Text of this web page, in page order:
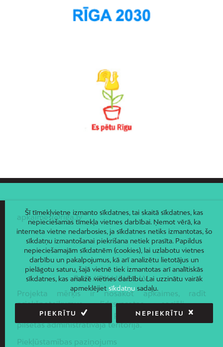
Zolitūde
apkaimes@riga.lv
PAR APKAIMES.LV
Projekta mērķis ir nosakot apkaimes, radīt
priekšnoteikumus līdzsvarotas sociāli –
ekonomiskās un telpiskās politikas ieviešanai Rīgas
pilsētas administratīvajā teritorijā.
Piekļūstamības paziņojums
Šī tīmekļvietne izmanto sīkdatnes, tai skaitā sīkdatnes, kas
nepieciešamas tīmekļa vietnes darbībai. Ņemot vērā, ka
interneta vietne nedarbosies, ja sīkdatnes netiks izmantotas, šo
sīkdatņu izmantošanai piekrišana netiek prasīta. Papildus
nepieciešamajām sīkdatnēm (cookies), lai uzlabotu vietnes
darbību un pakalpojumus, kā arī analizētu lietotājus un
pielāgotu saturu, šajā vietnē tiek izmantotas arī analītiskās
sīkdatnes, kas analizē vietnes darbību. Lai uzzinātu vairāk
apmeklējiet sīkdatņusadaļu.
PIEKRĪTU NEPIEKRĪTU